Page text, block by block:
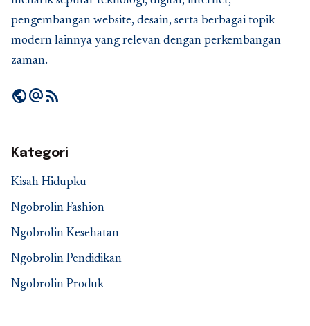
pengembangan website, desain, serta berbagai topik
modern lainnya yang relevan dengan perkembangan
zaman.
publicalternate_emailrss_feed
Kategori
Kisah Hidupku
Ngobrolin Fashion
Ngobrolin Kesehatan
Ngobrolin Pendidikan
Ngobrolin Produk